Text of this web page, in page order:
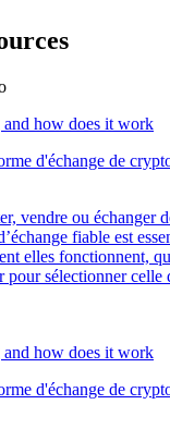
d'échange de
vendre ou échanger
fiable est
elles fonctionnent,
pour sélectionner celle
d'échange de